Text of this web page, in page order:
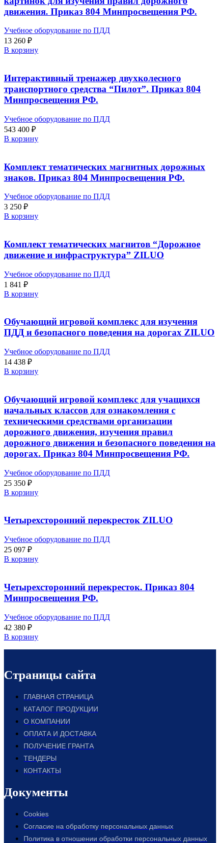
движения. Приказ 804 Минпросвещения РФ.
Учебное оборудование по ПДД
13 260 ₽
В корзину
Интерактивный тренажер двухколесного
транспортного средства “Пилот”. Приказ 804
Минпросвещения РФ.
Учебное оборудование по ПДД
543 400 ₽
В корзину
Комплект тематических магнитных дорожных
знаков. Приказ 804 Минпросвещения РФ.
Учебное оборудование по ПДД
3 250 ₽
В корзину
Комплект тематических магнитов “Дорожное
движение и инфраструктура” ZILUO
Учебное оборудование по ПДД
1 841 ₽
В корзину
Обучающий игровой комплекс для изучения
ПДД и безопасного поведения на дорогах ZILUO
Учебное оборудование по ПДД
14 438 ₽
В корзину
Обучающий игровой комплекс для учащихся
начальных классов для ознакомления с
техническими средствами организации
дорожного движения, изучения правил
дорожного движения и безопасного поведения на
дорогах. Приказ 804 Минпросвещения РФ.
Учебное оборудование по ПДД
25 350 ₽
В корзину
Четырехсторонний перекресток ZILUO
Учебное оборудование по ПДД
25 097 ₽
В корзину
Четырехсторонний перекресток. Приказ 804
Минпросвещения РФ.
Учебное оборудование по ПДД
42 380 ₽
В корзину
Страницы сайта
ГЛАВНАЯ СТРАНИЦА
КАТАЛОГ ПРОДУКЦИИ
О КОМПАНИИ
ОПЛАТА И ДОСТАВКА
ПОЛУЧЕНИЕ ГРАНТА
ТЕНДЕРЫ
КОНТАКТЫ
Документы
Cookies
Согласие на обработку персональных данных
Политика в отношении обработки персональных данных